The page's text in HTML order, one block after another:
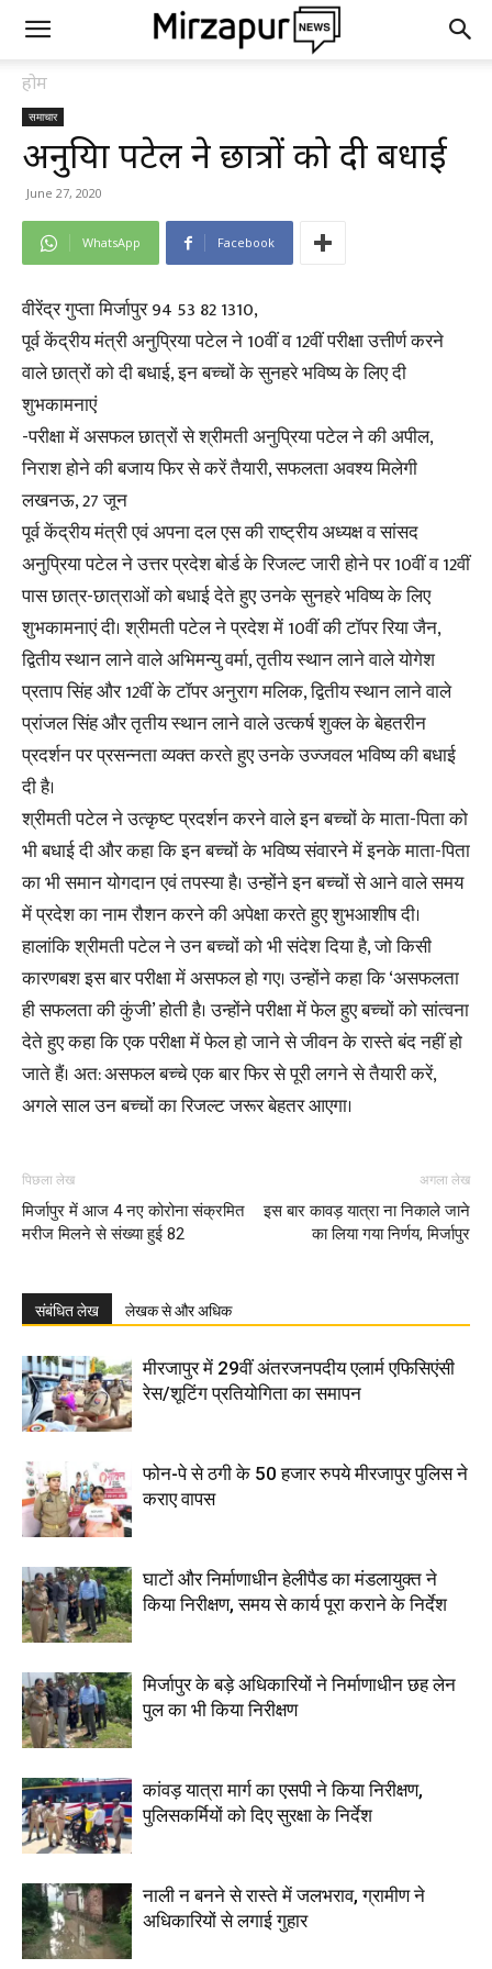
होम
समाचार
अनुप्रिया पटेल ने छात्रों को दी बधाई
June 27, 2020
WhatsApp Facebook
वीरेंद्र गुप्ता मिर्जापुर 94 53 82 1310,
पूर्व केंद्रीय मंत्री अनुप्रिया पटेल ने 10वीं व 12वीं परीक्षा उत्तीर्ण करने
वाले छात्रों को दी बधाई, इन बच्चों के सुनहरे भविष्य के लिए दी
शुभकामनाएं
-परीक्षा में असफल छात्रों से श्रीमती अनुप्रिया पटेल ने की अपील,
निराश होने की बजाय फिर से करें तैयारी, सफलता अवश्य मिलेगी
लखनऊ, 27 जून
पूर्व केंद्रीय मंत्री एवं अपना दल एस की राष्ट्रीय अध्यक्ष व सांसद
अनुप्रिया पटेल ने उत्तर प्रदेश बोर्ड के रिजल्ट जारी होने पर 10वीं व 12वीं
पास छात्र-छात्राओं को बधाई देते हुए उनके सुनहरे भविष्य के लिए
शुभकामनाएं दी। श्रीमती पटेल ने प्रदेश में 10वीं की टॉपर रिया जैन,
द्वितीय स्थान लाने वाले अभिमन्यु वर्मा, तृतीय स्थान लाने वाले योगेश
प्रताप सिंह और 12वीं के टॉपर अनुराग मलिक, द्वितीय स्थान लाने वाले
प्रांजल सिंह और तृतीय स्थान लाने वाले उत्कर्ष शुक्ल के बेहतरीन
प्रदर्शन पर प्रसन्नता व्यक्त करते हुए उनके उज्जवल भविष्य की बधाई
दी है।
श्रीमती पटेल ने उत्कृष्ट प्रदर्शन करने वाले इन बच्चों के माता-पिता को
भी बधाई दी और कहा कि इन बच्चों के भविष्य संवारने में इनके माता-पिता
का भी समान योगदान एवं तपस्या है। उन्होंने इन बच्चों से आने वाले समय
में प्रदेश का नाम रौशन करने की अपेक्षा करते हुए शुभआशीष दी।
हालांकि श्रीमती पटेल ने उन बच्चों को भी संदेश दिया है, जो किसी
कारणबश इस बार परीक्षा में असफल हो गए। उन्होंने कहा कि ‘असफलता
ही सफलता की कुंजी’ होती है। उन्होंने परीक्षा में फेल हुए बच्चों को सांत्वना
देते हुए कहा कि एक परीक्षा में फेल हो जाने से जीवन के रास्ते बंद नहीं हो
जाते हैं। अत: असफल बच्चे एक बार फिर से पूरी लगने से तैयारी करें,
अगले साल उन बच्चों का रिजल्ट जरूर बेहतर आएगा।
पिछला लेख
मिर्जापुर में आज 4 नए कोरोना संक्रमित
मरीज मिलने से संख्या हुई 82
अगला लेख
इस बार कावड़ यात्रा ना निकाले जाने
का लिया गया निर्णय, मिर्जापुर
संबंधित लेख लेखक से और अधिक
मीरजापुर में 29वीं अंतरजनपदीय एलार्म एफिसिएंसी
रेस/शूटिंग प्रतियोगिता का समापन
फोन-पे से ठगी के 50 हजार रुपये मीरजापुर पुलिस ने
कराए वापस
घाटों और निर्माणाधीन हेलीपैड का मंडलायुक्त ने
किया निरीक्षण, समय से कार्य पूरा कराने के निर्देश
मिर्जापुर के बड़े अधिकारियों ने निर्माणाधीन छह लेन
पुल का भी किया निरीक्षण
कांवड़ यात्रा मार्ग का एसपी ने किया निरीक्षण,
पुलिसकर्मियों को दिए सुरक्षा के निर्देश
नाली न बनने से रास्ते में जलभराव, ग्रामीण ने
अधिकारियों से लगाई गुहार